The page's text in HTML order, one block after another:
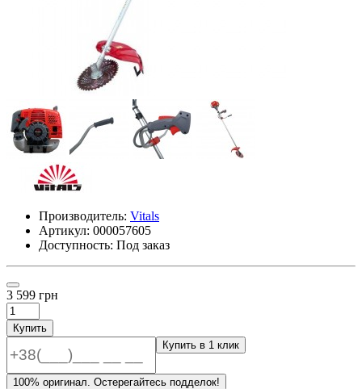
Производитель: Vitals
Артикул: 000057605
Доступность: Под заказ
3 599 грн
Купить
Купить в 1 клик
100% оригинал. Остерегайтесь подделок!